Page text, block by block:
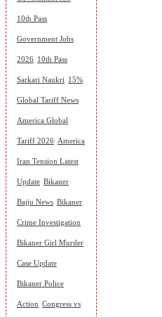
10th Pass
Government Jobs
2026 10th Pass
Sarkari Naukri 15%
Global Tariff News
America Global
Tariff 2026 America
Iran Tension Latest
Update Bikaner
Bajju News Bikaner
Crime Investigation
Bikaner Girl Murder
Case Update
Bikaner Police
Action Congress vs